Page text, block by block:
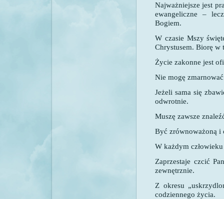
Najważniejsze jest
ewangeliczne –
Bogiem.
W czasie Mszy
Chrystusem. Biorę w
Życie zakonne jest
Nie mogę
Jeżeli sama się
odwrotnie.
Muszę zawsze
Być zrównoważoną i
W każdym
Zaprzestaje czcić
zewnętrznie.
Z okresu
codziennego życia.